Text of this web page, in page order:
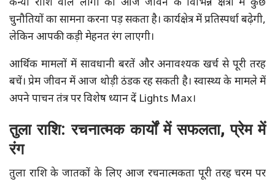
कन्या राशि वाले लोगों को आज जीवन के विभिन्न क्षेत्रों में कुछ
चुनौतियों का सामना करना पड़ सकता है। कार्यक्षेत्र में प्रतिस्पर्धा बढ़ेगी,
लेकिन आपकी कड़ी मेहनत रंग लाएगी।
आर्थिक मामलों में सावधानी बरतें और अनावश्यक खर्च से पूरी तरह
बचें। प्रेम जीवन में आज थोड़ी ठंडक रह सकती है। स्वास्थ्य के मामले में
अपने पाचन तंत्र पर विशेष ध्यान दें Lights Max।
तुला राशि: रचनात्मक कार्यों में सफलता, प्रेम में
रंग
तुला राशि के जातकों के लिए आज रचनात्मकता पूरी तरह चरम पर